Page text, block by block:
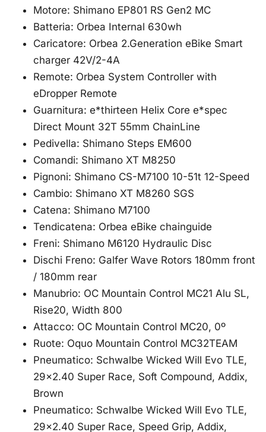
Motore: Shimano EP801 RS Gen2 MC
Batteria: Orbea Internal 630wh
Caricatore: Orbea 2.Generation eBike Smart
charger 42V/2-4A
Remote: Orbea System Controller with
eDropper Remote
Guarnitura: e*thirteen Helix Core e*spec
Direct Mount 32T 55mm ChainLine
Pedivella: Shimano Steps EM600
Comandi: Shimano XT M8250
Pignoni: Shimano CS-M7100 10-51t 12-Speed
Cambio: Shimano XT M8260 SGS
Catena: Shimano M7100
Tendicatena: Orbea eBike chainguide
Freni: Shimano M6120 Hydraulic Disc
Dischi Freno: Galfer Wave Rotors 180mm front
/ 180mm rear
Manubrio: OC Mountain Control MC21 Alu SL,
Rise20, Width 800
Attacco: OC Mountain Control MC20, 0º
Ruote: Oquo Mountain Control MC32TEAM
Pneumatico: Schwalbe Wicked Will Evo TLE,
29×2.40 Super Race, Soft Compound, Addix,
Brown
Pneumatico: Schwalbe Wicked Will Evo TLE,
29×2.40 Super Race, Speed Grip, Addix,